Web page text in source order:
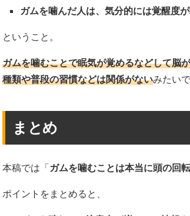
ガムを噛んだ人は、気分的には覚醒度
ということ。
ガムを噛むことで眠気が覚めるなどして脳
種類や普段の習慣などは関係がないみたいで
まとめ
本稿では「ガムを噛むことは本当に頭の回
ポイントをまとめると、